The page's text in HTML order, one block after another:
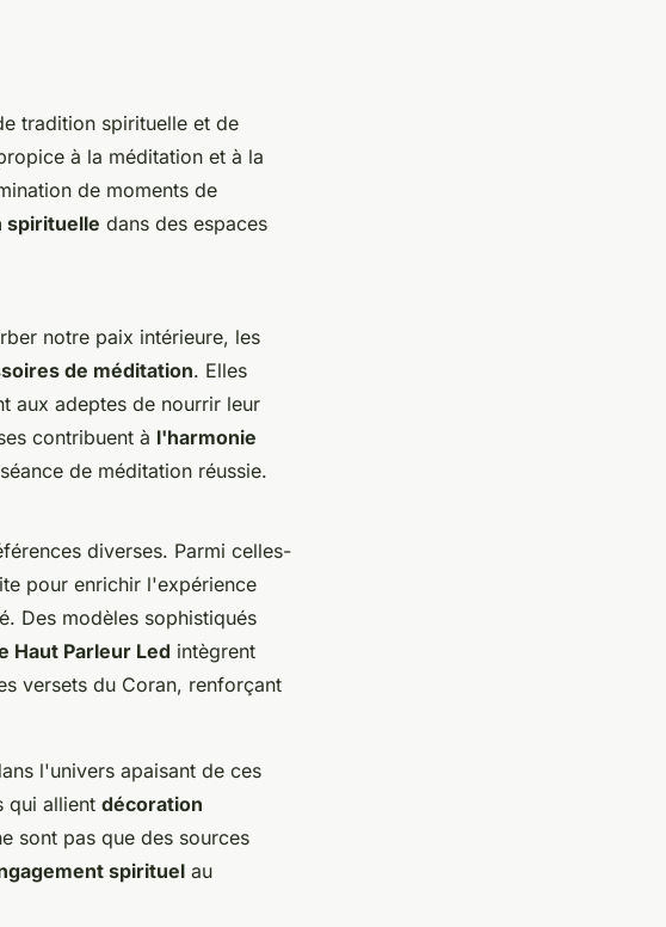
tradition spirituelle et de
à la méditation et à la
de moments de
spirituelle dans des espaces
notre paix intérieure, les
de méditation. Elles
aux adeptes de nourrir leur
contribuent à l'harmonie
de méditation réussie.
diverses. Parmi celles-
pour enrichir l'expérience
Des modèles sophistiqués
Haut Parleur Led intègrent
versets du Coran, renforçant
l'univers apaisant de ces
qui allient décoration
sont pas que des sources
spirituel au